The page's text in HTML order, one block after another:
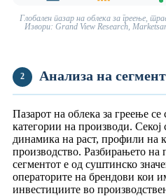
Глобален пазар на облека за греење,
Извори: Grand View Research,
2 Анализа на
Пазарот на облека за греење
категории на производи. Секој
динамика на раст, профили на
производство. Разбирањето на
сегментот е од суштинско
операторите на брендови кои
инвестициите во